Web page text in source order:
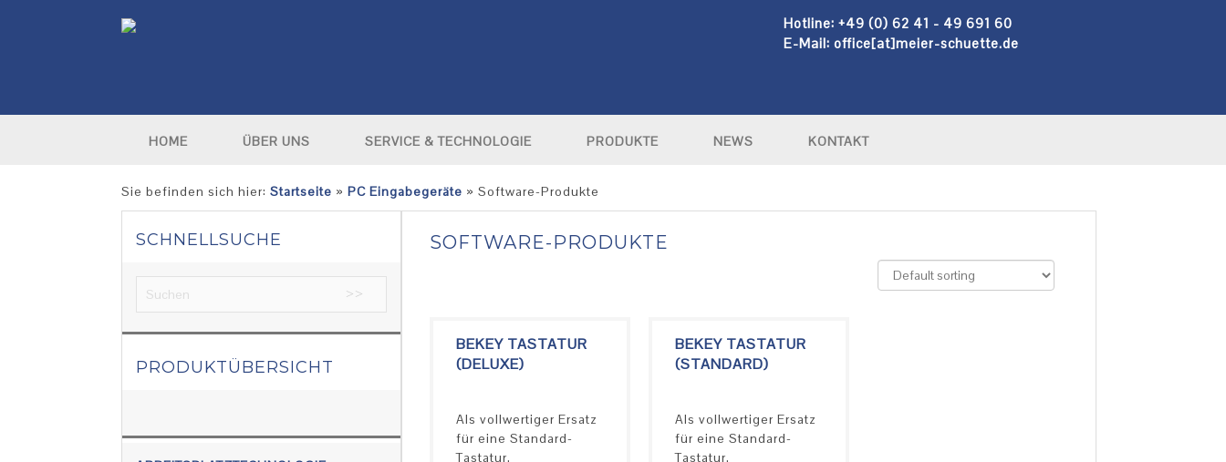
Hotline: +49 (0) 62 41 - 49 691 60
E-Mail: office[at]meier-schuette.de
HOME ÜBER UNS SERVICE & TECHNOLOGIE PRODUKTE NEWS KONTAKT
Sie befinden sich hier: Startseite » PC Eingabegeräte » Software-Produkte
SCHNELLSUCHE
PRODUKTÜBERSICHT
SOFTWARE-PRODUKTE
BEKEY TASTATUR
(DELUXE)
Als vollwertiger Ersatz
für eine Standard-
Tastatur.
BEKEY TASTATUR
(STANDARD)
Als vollwertiger Ersatz
für eine Standard-
Tastatur.